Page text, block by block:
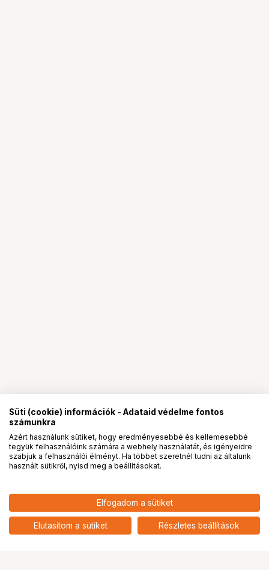
KUPO KCP-110 10" ROCKS ARM
add
PROpartnerségek
Süti (cookie) információk - Adataid védelme fontos
számunkra
Azért használunk sütiket, hogy eredményesebbé és kellemesebbé
tegyük felhasználóink számára a webhely használatát, és igényeidre
szabjuk a felhasználói élményt. Ha többet szeretnél tudni az általunk
használt sütikről, nyisd meg a beállításokat.
Elfogadom a sütiket
Elutasítom a sütiket Részletes beállítások